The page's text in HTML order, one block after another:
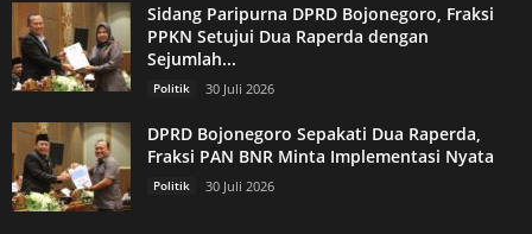
Sidang Paripurna DPRD Bojonegoro, Fraksi
PPKN Setujui Dua Raperda dengan
Sejumlah...
Politik 30 Juli 2026
DPRD Bojonegoro Sepakati Dua Raperda,
Fraksi PAN BNR Minta Implementasi Nyata
Politik 30 Juli 2026